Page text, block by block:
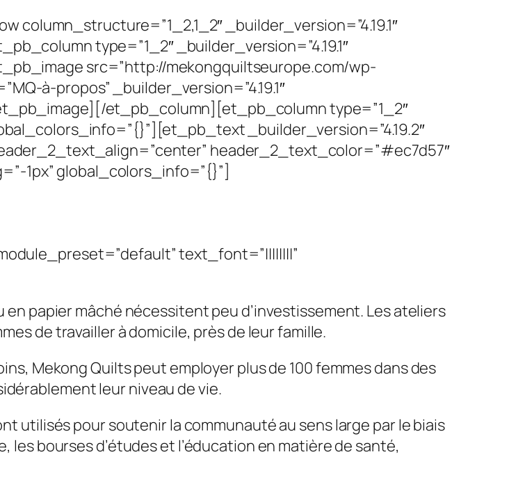
_builder_version=”4.19.1″
type=”1_2″ _builder_version=”4.19.1″
src=”http://mekongquiltseurope.com/wp-
à-propos” _builder_version=”4.19.1″
et_pb_column][et_pb_column type=”1_2″
_builder_version=”4.19.2″
header_2_text_color=”#ec7d57″
1px” global_colors_info=”{}”]
text_font=”||||||||”
papier mâché nécessitent peu d’investissement. Les ateliers
de travailler à domicile, près de leur famille.
Mekong Quilts peut employer plus de 100 femmes dans des
leur niveau de vie.
utilisés pour soutenir la communauté au sens large par le biais
bourses d’études et l’éducation en matière de santé,